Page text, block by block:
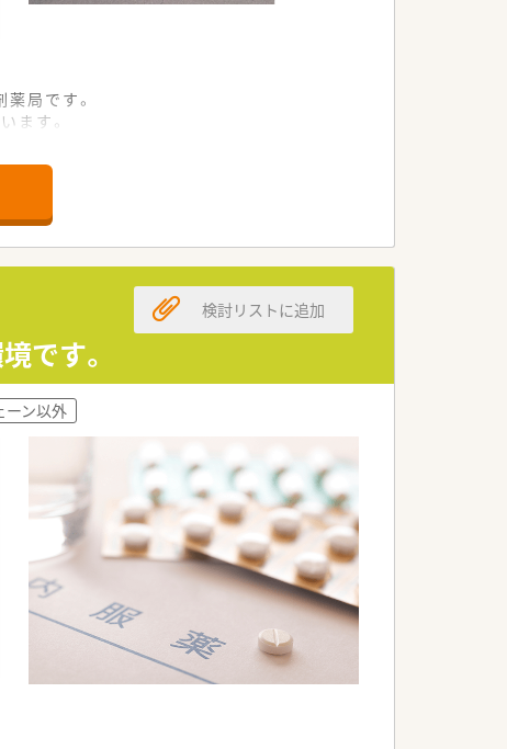
局です。
ます。
です。
検討リストに追加
ーン以外